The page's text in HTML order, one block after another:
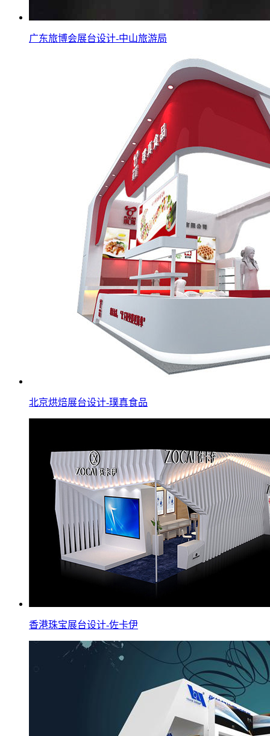
广东旅博会展台设计-中山旅游局
北京烘焙展台设计-璞真食品
香港珠宝展台设计-佐卡伊